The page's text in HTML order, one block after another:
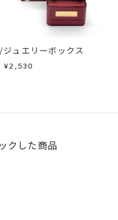
ジュエリーボックス
¥2,530
クした商品